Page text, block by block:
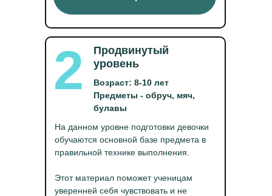
2
Продвинутый
уровень
Возраст: 8-10 лет
Предметы - обруч, мяч,
булавы
На данном уровне подготовки девочки
обучаются основной базе предмета в
правильной технике выполнения.
Этот материал поможет ученицам
уверенней себя чувствовать и не